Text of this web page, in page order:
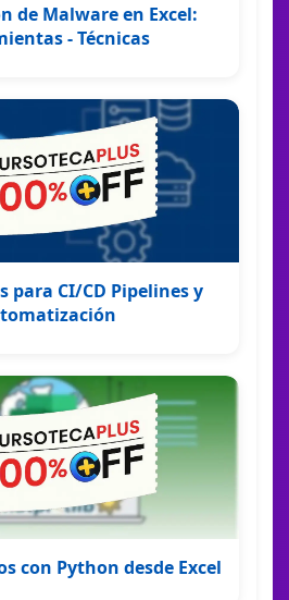
de Malware en Excel:
- Técnicas
para CI/CD Pipelines y
con Python desde Excel